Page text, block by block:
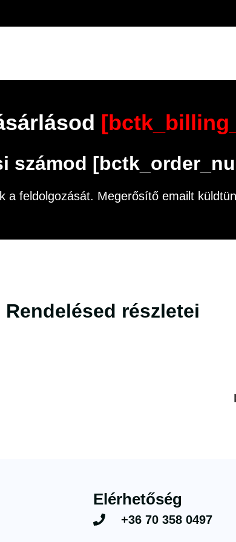
számod
a feldolgozását. Megerősítő emailt
Rendelésed részletei
Elérhetőség
+36 70 358 0497